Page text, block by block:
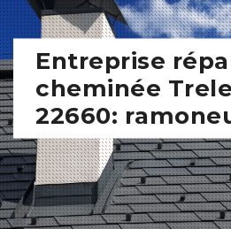
Entreprise
cheminée
22660: